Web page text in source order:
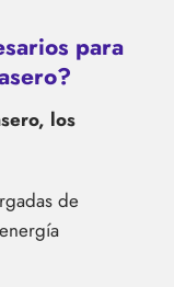
para
los
de